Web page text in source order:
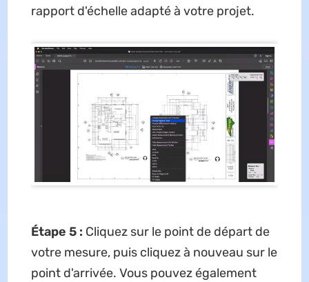
rapport d'échelle adapté à votre projet.
Étape 5 : Cliquez sur le point de départ de
votre mesure, puis cliquez à nouveau sur le
point d'arrivée. Vous pouvez également